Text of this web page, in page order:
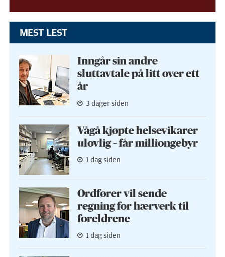
MEST LEST
Inngår sin andre
sluttavtale på litt over ett
år
3 dager siden
Vågå kjøpte helse­vikarer
ulovlig – får milliongebyr
1 dag siden
Ordfører vil sende
regning for hærverk til
foreldrene
1 dag siden